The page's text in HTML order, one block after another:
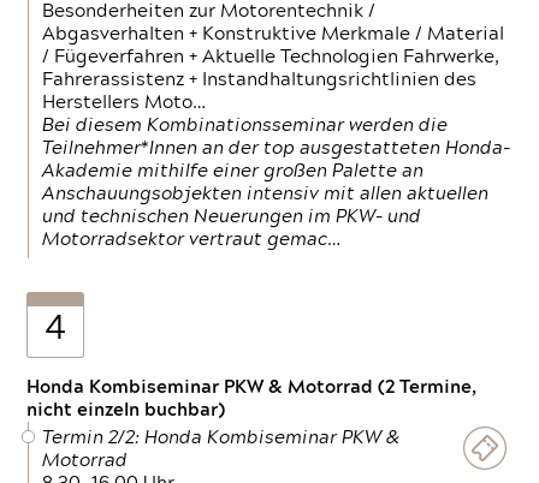
Besonderheiten zur Motorentechnik /
Abgasverhalten + Konstruktive Merkmale / Material
/ Fügeverfahren + Aktuelle Technologien Fahrwerke,
Fahrerassistenz + Instandhaltungsrichtlinien des
Herstellers Moto…
Bei diesem Kombinationsseminar werden die
Teilnehmer*Innen an der top ausgestatteten Honda-
Akademie mithilfe einer großen Palette an
Anschauungsobjekten intensiv mit allen aktuellen
und technischen Neuerungen im PKW- und
Motorradsektor vertraut gemac…
4
Honda Kombiseminar PKW & Motorrad (2 Termine,
nicht einzeln buchbar)
Termin 2/2: Honda Kombiseminar PKW &
Motorrad